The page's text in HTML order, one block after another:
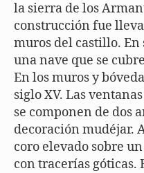
la sierra de los
construcción fue
muros del castillo.
una nave que se
En los muros y
siglo XV. Las
se componen de dos
decoración mudéjar.
coro elevado sobre
con tracerías